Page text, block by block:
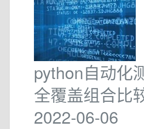
python自动化
全覆盖组合比
2022-06-06